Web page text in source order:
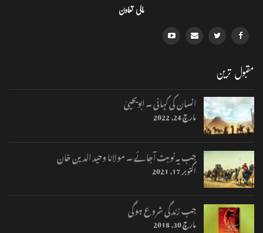
مالی تعاون
مقبول ترین
انسان کی کہانی ۔ ابویحییٰ
مارچ 24, 2022
جب یہ نوبت آجائے ۔ مولانا وحید الدین خان
اکتوبر 17, 2021
جب زندگی شروع ہوگی
مارچ 30, 2018